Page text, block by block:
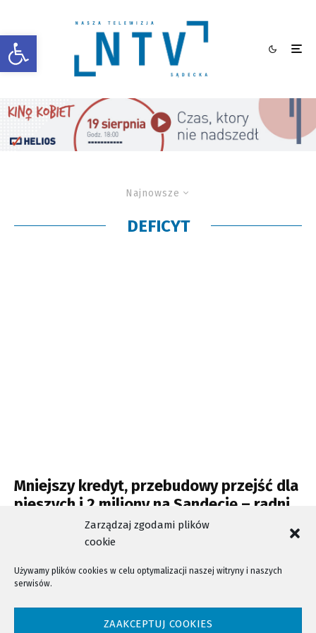
Otwórz pasek narzędzi
Zarządzaj zgodami plików
cookie
Używamy plików cookies w celu optymalizacji naszej witryny i naszych
serwisów.
ZAAKCEPTUJ COOKIES
Najnowsze
DEFICYT
Mniejszy kredyt, przebudowy przejść dla
pieszych i 2 miliony na Sandecję – radni
przyjęli zmiany w budżecie
NTV - Nasza Telewizja Sądecka © 2023 Wszystkie prawa zastrzeżone!